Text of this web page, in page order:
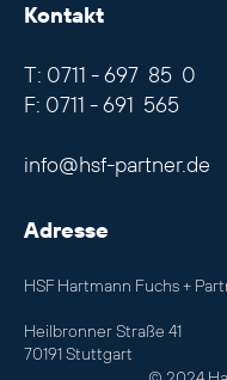
Kontakt
T: 0711 - 697 85 0
F: 0711 - 691 565
info@hsf-partner.de
Adresse
HSF Hartmann Fuchs +
Heilbronner Straße 41
70191 Stuttgart